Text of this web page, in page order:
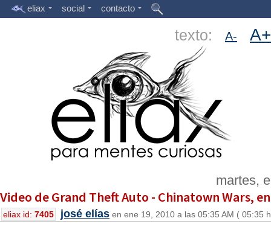
eliax social contacto
texto: A- A+
martes,
Video de Grand Theft Auto - Chinatown Wars,
eliax id: 7405 josé elías en ene 19, 2010 a las 05:35 AM ( 05:35